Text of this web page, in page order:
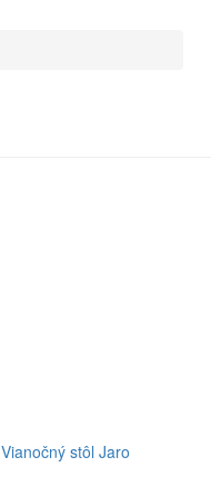
Vianočný stôl Jaro